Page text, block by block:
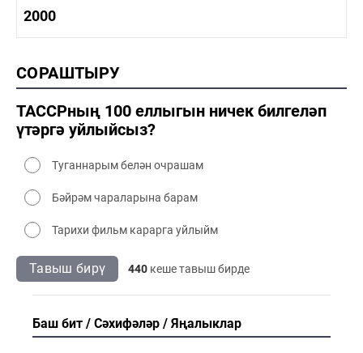
2000
2000 сәнәгать
2000 мәдәният
СОРАШТЫРУ
ТАССРның 100 еллыгын ничек билгеләп
үтәргә уйлыйсыз?
Туганнарым белән очрашам
Бәйрәм чараларына барам
Тарихи фильм карарга уйлыйм
Тавыш бирү 440 кеше тавыш бирде
Баш бит Сәхифәләр Яңалыклар